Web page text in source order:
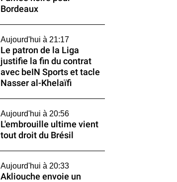
Bordeaux
Aujourd'hui à 21:17
Le patron de la Liga
justifie la fin du contrat
avec beIN Sports et tacle
Nasser al-Khelaïfi
Aujourd'hui à 20:56
L'embrouille ultime vient
tout droit du Brésil
Aujourd'hui à 20:33
Akliouche envoie un